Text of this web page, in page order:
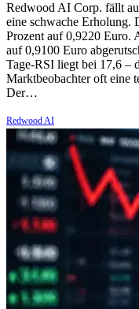
Redwood AI Corp. fällt
eine schwache Erholung.
Prozent auf 0,9220 Euro.
auf 0,9100 Euro
Tage-RSI liegt bei 17,6 –
Marktbeobachter oft eine
Der…
Redwood AI